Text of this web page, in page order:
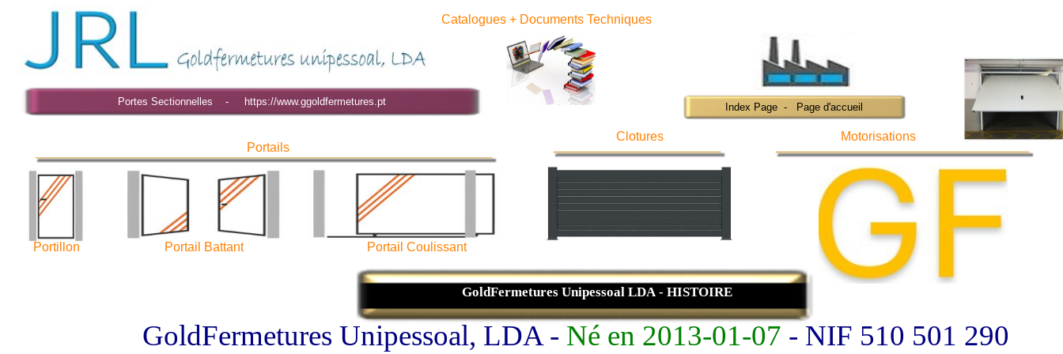
Portails
Clotures Motorisations
Catalogues + Documents Techniques
Portillon Portail Battant Portail Coulissant
Index Page - Page d'accueil
GoldFermetures Unipessoal LDA - HISTOIRE
GoldFermetures Unipessoal, LDA - Né en 2013-01-07 - NIF 510 501 290
Portes Sectionnelles - https://www.ggoldfermetures.pt